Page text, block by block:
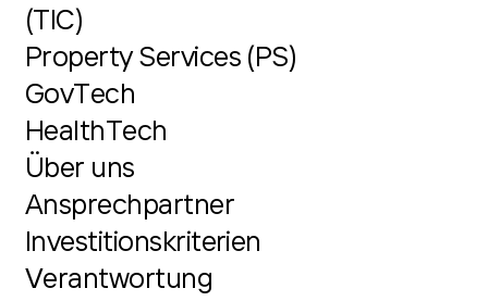
(TIC)
Property Services (PS)
GovTech
HealthTech
Über uns
Ansprechpartner
Investitionskriterien
Verantwortung